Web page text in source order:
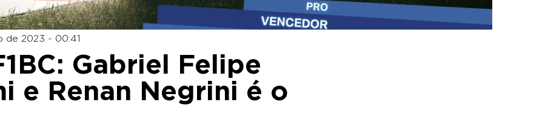
de 2023 - 00:41
Gabriel Felipe
e Renan Negrini é o